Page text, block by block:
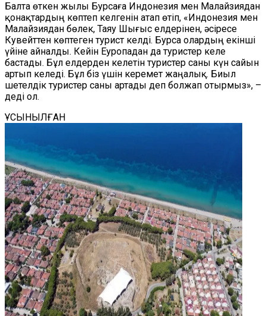
Балта өткен жылы Бурсаға Индонезия мен Малайзиядан
қонақтардың көптеп келгенін атап өтіп, «Индонезия мен
Малайзиядан бөлек, Таяу Шығыс елдерінен, әсіресе
Кувейттен көптеген турист келді. Бурса олардың екінші
үйіне айналды. Кейін Еуропадан да туристер келе
бастады. Бұл елдерден келетін туристер саны күн сайын
артып келеді. Бұл біз үшін керемет жаңалық. Биыл
шетелдік туристер саны артады деп болжап отырмыз», –
деді ол.
ҰСЫНЫЛҒАН